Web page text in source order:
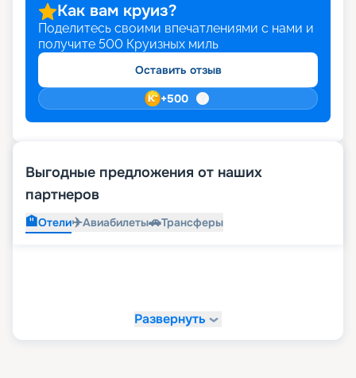
Как вам круиз?
Поделитесь своими впечатлениями с нами и
получите 500 Круизных миль
Оставить отзыв
+500
Выгодные предложения от наших
партнеров
🏨Отели✈️Авиабилеты🚗Трансферы
Развернуть